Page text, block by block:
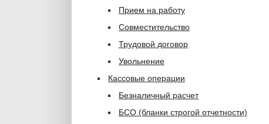
Прием на работу
Совместительство
Трудовой договор
Увольнение
Кассовые операции
Безналичный расчет
БСО (бланки строгой отчетности)